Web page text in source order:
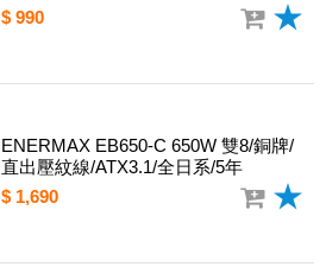
$ 990
ENERMAX EB650-C 650W 雙8/銅牌/
直出壓紋線/ATX3.1/全日系/5年
$ 1,690